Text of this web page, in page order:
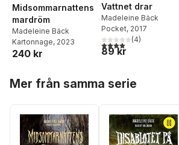
Midsommarnattens
mardröm
Madeleine Bäck
Kartonnage, 2023
240 kr
Vattnet drar
Madeleine Bäck
Pocket, 2017
4,0utav 5 stjärnor.
(4)
89 kr
Mer från samma serie